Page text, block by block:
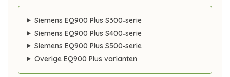
Siemens EQ900 Plus S300‑serie
Siemens EQ900 Plus S400‑serie
Siemens EQ900 Plus S500‑serie
Overige EQ900 Plus varianten